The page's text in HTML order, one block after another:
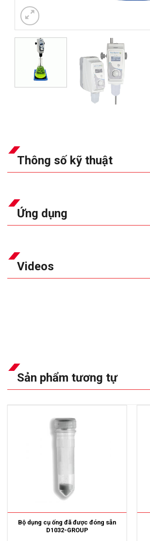
Thông số kỹ thuật
Ứng dụng
Videos
Sản phẩm tương tự
Bộ dụng cụ ống đã được đóng sẵn
D1032-GROUP